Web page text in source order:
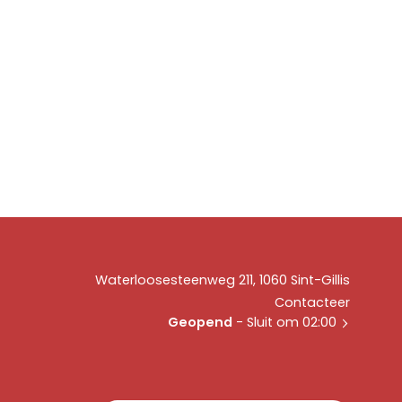
Waterloosesteenweg 211, 1060 Sint-Gillis
Contacteer
Geopend - Sluit om 02:00